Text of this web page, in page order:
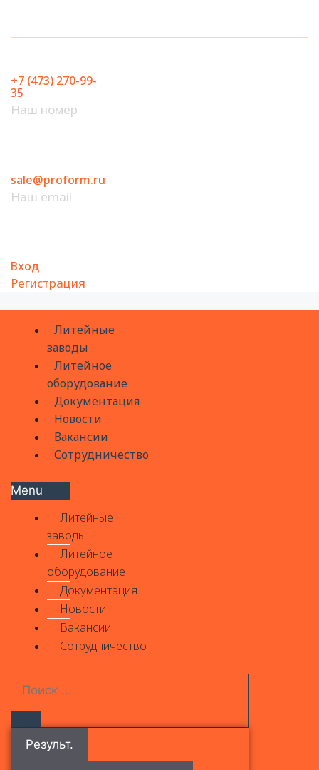
+7 (473) 270-99-
35
Наш номер
sale@proform.ru
Наш email
Вход
Регистрация
Литейные
заводы
Литейное
оборудование
Документация
Новости
Вакансии
Сотрудничество
Menu
Литейные
заводы
Литейное
оборудование
Документация
Новости
Вакансии
Сотрудничество
Результ.